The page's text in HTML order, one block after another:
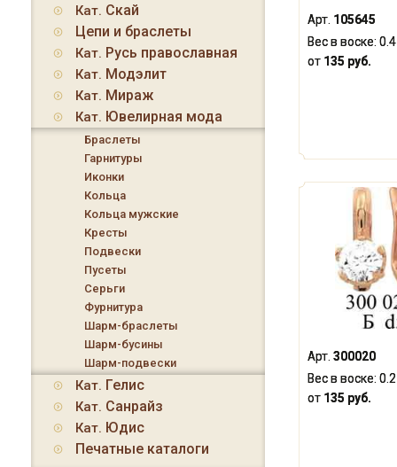
Арт. 105645
Вес в воске: 0.4
от 135 руб.
Арт. 300020
Вес в воске:
от 135 руб.
Кат. Скай
Цепи и браслеты
Кат. Русь православная
Кат. Модэлит
Кат. Мираж
Кат. Ювелирная мода
Браслеты
Гарнитуры
Иконки
Кольца
Кольца мужские
Кресты
Подвески
Пусеты
Серьги
Фурнитура
Шарм-браслеты
Шарм-бусины
Шарм-подвески
Кат. Гелис
Кат. Санрайз
Кат. Юдис
Печатные каталоги